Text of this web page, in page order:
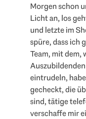
Morgen schon
Licht an, los
und letzte im
spüre, dass ich
Team, mit dem,
eintrudeln,
gecheckt, die
sind, tätige
verschaffe mir